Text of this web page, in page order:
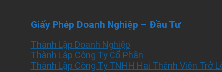
Giấy Phép Doanh Nghiệp – Đầu Tư
Thành Lập Doanh Nghiệp
Thành Lập Công Ty Cổ Phần
Thành Lập Công Ty TNHH Hai Thành Viên Trở